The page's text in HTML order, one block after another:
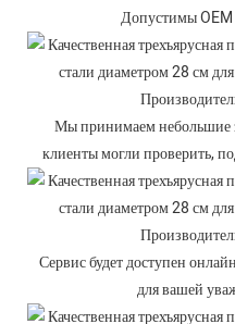
Допустимы
Мы принимаем небольшие
клиенты могли проверить,
Сервис будет доступен
для вашей